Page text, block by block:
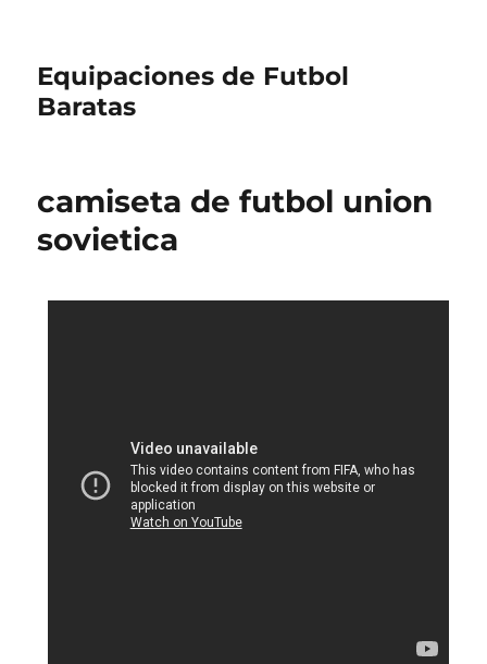
Equipaciones de Futbol
Baratas
camiseta de futbol union
sovietica